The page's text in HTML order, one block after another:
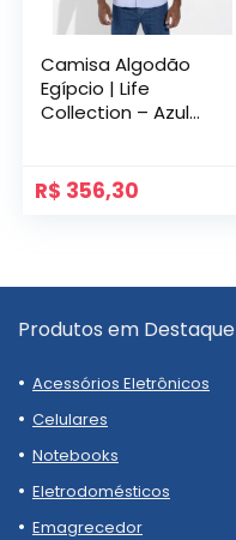
Camisa Algodão
Egípcio | Life
Collection – Azul
R$ 356,30
Produtos em Destaque
Acessórios Eletrônicos
Celulares
Notebooks
Eletrodomésticos
Emagrecedor